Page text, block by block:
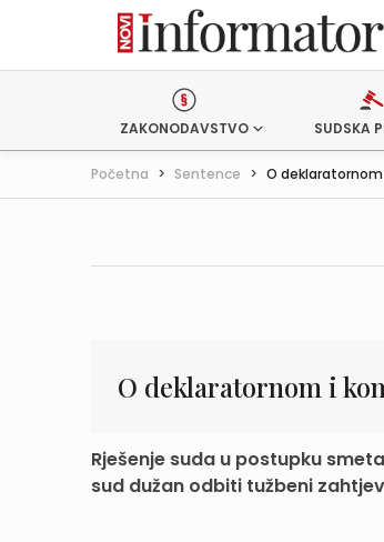
ZAKONODAVSTVO SUDSKA
Početna > Sentence > O
O deklaratornom i
Rješenje suda u postupku
sud dužan odbiti tužbeni